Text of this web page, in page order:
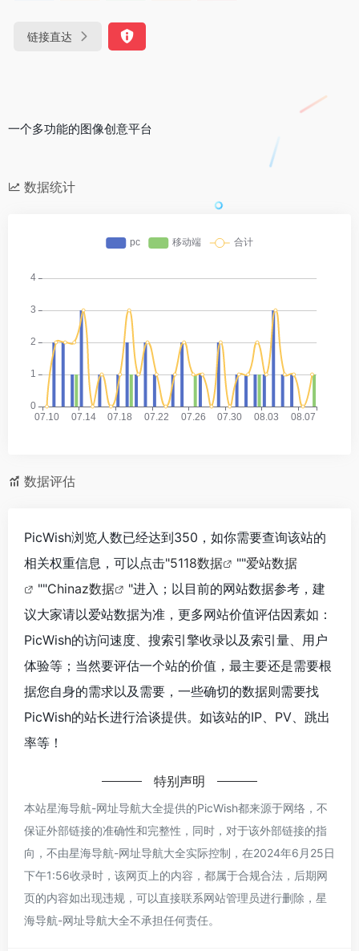
链接直达
一个多功能的图像创意平台
数据统计
数据评估
PicWish浏览人数已经达到350，如你需要查询该站的
相关权重信息，可以点击"5118数据 ""爱站数据
""Chinaz数据
"进入；以目前的网站数据参考，建
议大家请以爱站数据为准，更多网站价值评估因素如：
PicWish的访问速度、搜索引擎收录以及索引量、用户
体验等；当然要评估一个站的价值，最主要还是需要根
据您自身的需求以及需要，一些确切的数据则需要找
PicWish的站长进行洽谈提供。如该站的IP、PV、跳出
率等！
特别声明
本站星海导航-网址导航大全提供的PicWish都来源于网络，不
保证外部链接的准确性和完整性，同时，对于该外部链接的指
向，不由星海导航-网址导航大全实际控制，在2024年6月25日
下午1:56收录时，该网页上的内容，都属于合规合法，后期网
页的内容如出现违规，可以直接联系网站管理员进行删除，星
海导航-网址导航大全不承担任何责任。